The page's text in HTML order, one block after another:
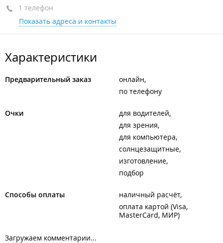
1 телефон
Показать адреса и контакты
Характеристики
Предварительный заказ
онлайн
по телефону
Очки
для водителей
для зрения
для компьютера
солнцезащитные
изготовление
подбор
Способы оплаты
наличный расчёт
оплата картой (Visa,
MasterCard, МИР)
Загружаем комментарии...